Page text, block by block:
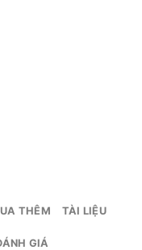
THÊM TÀI LIỆU
GIÁ